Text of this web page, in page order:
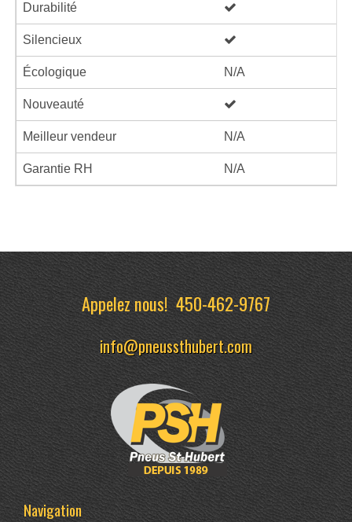
Durabilité
Silencieux
Écologique N/A
Nouveauté
Meilleur vendeur N/A
Garantie RH N/A
Appelez nous!450-462-9767
info@pneussthubert.com
Navigation